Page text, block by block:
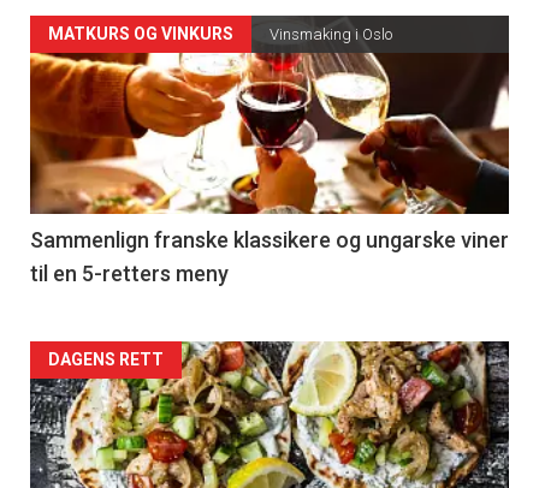
Forsiden
akkurat
nå
-
5
MATKURS OG VINKURS Vinsmaking i Oslo
Sammenlign franske klassikere og ungarske viner
til en 5-retters meny
Forsiden
akkurat
nå
DAGENS RETT